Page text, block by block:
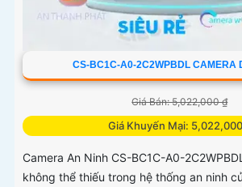
CS-BC1C-A0-2C2WPBDL CAMERA
Giá Bán: 5,022,000 ₫
Giá Khuyến Mại:
Camera An Ninh CS-BC1C-A0-
không thể thiếu trong hệ thống an ninh